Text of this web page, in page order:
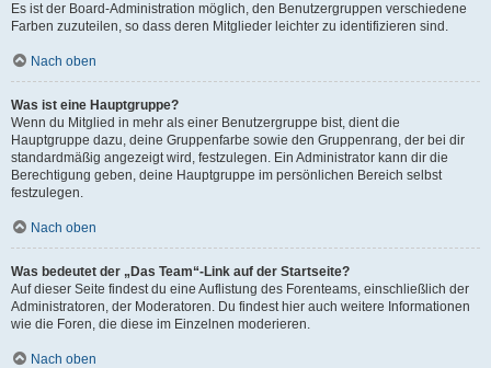
Es ist der Board-Administration möglich, den Benutzergruppen verschiedene
Farben zuzuteilen, so dass deren Mitglieder leichter zu identifizieren sind.
Nach oben
Was ist eine Hauptgruppe?
Wenn du Mitglied in mehr als einer Benutzergruppe bist, dient die
Hauptgruppe dazu, deine Gruppenfarbe sowie den Gruppenrang, der bei dir
standardmäßig angezeigt wird, festzulegen. Ein Administrator kann dir die
Berechtigung geben, deine Hauptgruppe im persönlichen Bereich selbst
festzulegen.
Nach oben
Was bedeutet der „Das Team“-Link auf der Startseite?
Auf dieser Seite findest du eine Auflistung des Forenteams, einschließlich der
Administratoren, der Moderatoren. Du findest hier auch weitere Informationen
wie die Foren, die diese im Einzelnen moderieren.
Nach oben